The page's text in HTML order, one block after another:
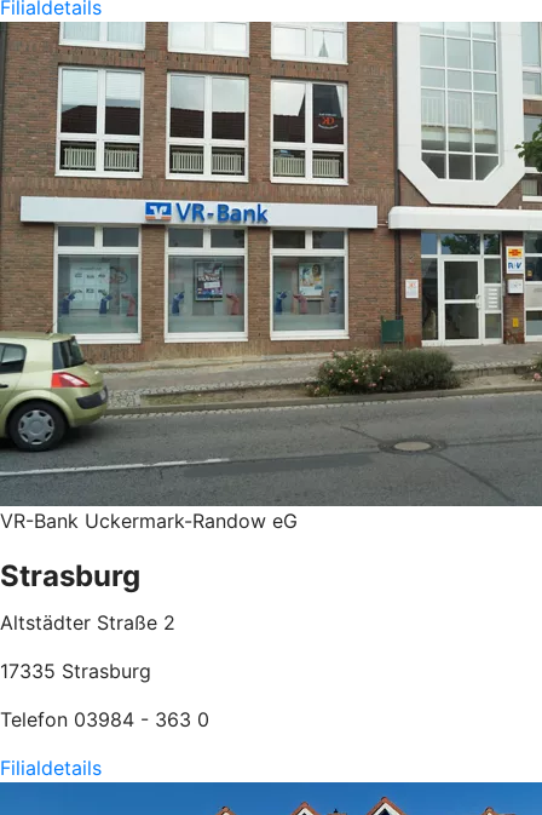
Filialdetails
VR-Bank Uckermark-Randow eG
Strasburg
Altstädter Straße 2
17335 Strasburg
Telefon 03984 - 363 0
Filialdetails